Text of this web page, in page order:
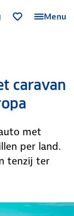
Menu
caravan
met
per land.
tenzij ter